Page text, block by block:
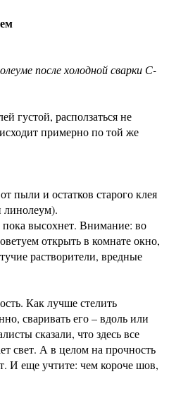
после холодной сварки С-
густой, расползаться не
примерно по той же
пыли и остатков старого клея
линолеум).
высохнет. Внимание: во
открыть в комнате окно,
растворители, вредные
Как лучше стелить
сваривать его – вдоль или
сказали, что здесь все
свет. А в целом на прочность
И еще учтите: чем короче шов,